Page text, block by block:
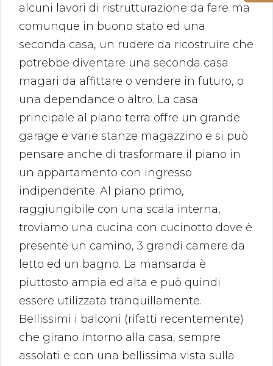
alcuni lavori di ristrutturazione da fare ma
comunque in buono stato ed una
seconda casa, un rudere da ricostruire che
potrebbe diventare una seconda casa
magari da affittare o vendere in futuro, o
una dependance o altro. La casa
principale al piano terra offre un grande
garage e varie stanze magazzino e si può
pensare anche di trasformare il piano in
un appartamento con ingresso
indipendente. Al piano primo,
raggiungibile con una scala interna,
troviamo una cucina con cucinotto dove è
presente un camino, 3 grandi camere da
letto ed un bagno. La mansarda è
piuttosto ampia ed alta e può quindi
essere utilizzata tranquillamente.
Bellissimi i balconi (rifatti recentemente)
che girano intorno alla casa, sempre
assolati e con una bellissima vista sulla